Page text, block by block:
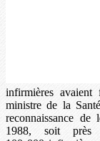
infirmières
ministre de la
reconnaissance
1988, soit près